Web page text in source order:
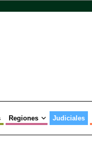
Regiones Judiciales